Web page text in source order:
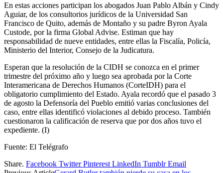
En estas acciones participan los abogados Juan Pablo Albán y Cindy
Aguiar, de los consultorios jurídicos de la Universidad San
Francisco de Quito, además de Montaño y su padre Byron Ayala
Custode, por la firma Global Advise. Estiman que hay
responsabilidad de nueve entidades, entre ellas la Fiscalía, Policía,
Ministerio del Interior, Consejo de la Judicatura.
Esperan que la resolución de la CIDH se conozca en el primer
trimestre del próximo año y luego sea aprobada por la Corte
Interamericana de Derechos Humanos (CorteIDH) para el
obligatorio cumplimiento del Estado. Ayala recordó que el pasado 3
de agosto la Defensoría del Pueblo emitió varias conclusiones del
caso, entre ellas identificó violaciones al debido proceso. También
cuestionaron la calificación de reserva que por dos años tuvo el
expediente. (I)
Fuente: El Telégrafo
Share. Facebook Twitter Pinterest LinkedIn Tumblr Email